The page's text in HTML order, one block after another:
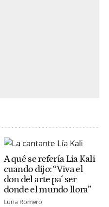
A qué se refería Lia Kali
cuando dijo: “Viva el
don del arte pa´ ser
donde el mundo llora”
Luna Romero